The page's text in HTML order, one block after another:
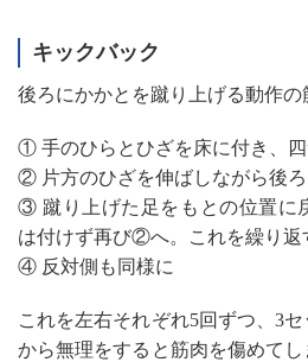
キックバック
後ろにかかとを蹴り上げる動作の
① 手のひらとひざを床に付き、
② 片方のひざを伸ばしながら後
③ 蹴り上げた足をもとの位置に
は付けず再び②へ。これを繰り返
④ 反対側も同様に
これを左右それぞれ5回ずつ、3
から無理をすると筋肉を傷めて